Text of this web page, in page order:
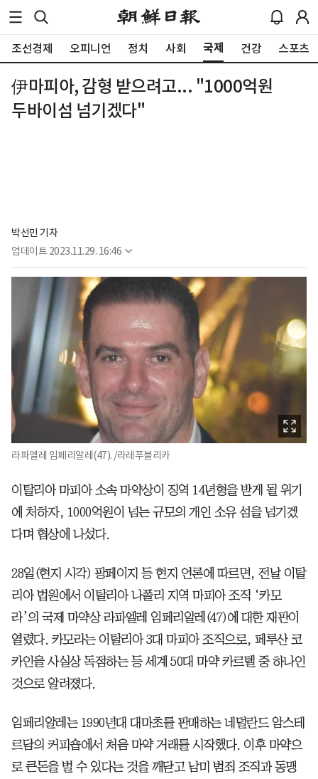
조선경제 오피니언 정치 사회 국제 건강 스포츠
伊마피아, 감형 받으려고... "1000억원
두바이섬 넘기겠다"
박선민 기자
업데이트 2023.11.29. 16:46
라파엘레 임페리알레(47). /라레푸블리카
이탈리아 마피아 소속 마약상이 징역 14년형을 받게 될 위기
에 처하자, 1000억원이 넘는 규모의 개인 소유 섬을 넘기겠
다며 협상에 나섰다.
28일(현지 시각) 팡페이지 등 현지 언론에 따르면, 전날 이탈
리아 법원에서 이탈리아 나폴리 지역 마피아 조직 ‘카모
라’의 국제 마약상 라파엘레 임페리알레(47)에 대한 재판이
열렸다. 카모라는 이탈리아 3대 마피아 조직으로, 페루산 코
카인을 사실상 독점하는 등 세계 50대 마약 카르텔 중 하나인
것으로 알려졌다.
임페리알레는 1990년대 대마초를 판매하는 네덜란드 암스테
르담의 커피숍에서 처음 마약 거래를 시작했다. 이후 마약으
로 큰돈을 벌 수 있다는 것을 깨닫고 남미 범죄 조직과 동맹